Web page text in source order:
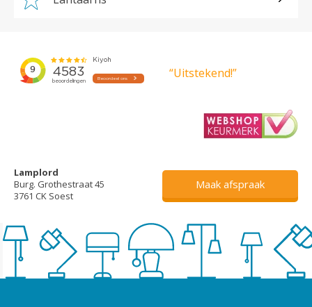
“Uitstekend!”
Lamplord
Burg. Grothestraat 45
3761 CK Soest
Maak afspraak